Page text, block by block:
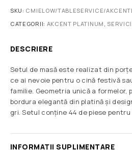
SKU: CMIELOW/TABLESERVICE/
CATEGORII: AKCENT PLATINUM ,
DESCRIERE
Setul de masă este realizat din
ce ai nevoie pentru o cină festivă
familie. Geometria unică a formelor,
bordura elegantă din platină și
gri. Setul conține 44 de piese pentru
INFORMAȚII SUPLIMENTARE